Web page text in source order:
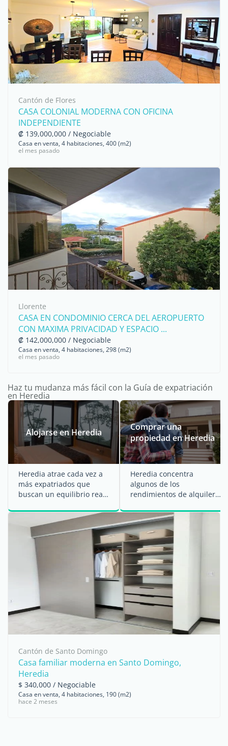
Cantón de Flores
CASA COLONIAL MODERNA CON OFICINA
INDEPENDIENTE
₡ 139,000,000 / Negociable
Casa en venta, 4 habitaciones, 400 (m2)
el mes pasado
Llorente
CASA EN CONDOMINIO CERCA DEL AEROPUERTO
CON MAXIMA PRIVACIDAD Y ESPACIO ...
₡ 142,000,000 / Negociable
Casa en venta, 4 habitaciones, 298 (m2)
el mes pasado
Haz tu mudanza más fácil con la Guía de expatriación
en Heredia
Alojarse en Heredia
Heredia atrae cada vez a
más expatriados que
buscan un equilibrio real
coste ...
Comprar una
propiedad en Heredia
Heredia concentra
algunos de los
rendimientos de alquiler
con una media del 8,37%
...
Cantón de Santo Domingo
Casa familiar moderna en Santo Domingo,
Heredia
$ 340,000 / Negociable
Casa en venta, 4 habitaciones, 190 (m2)
hace 2 meses